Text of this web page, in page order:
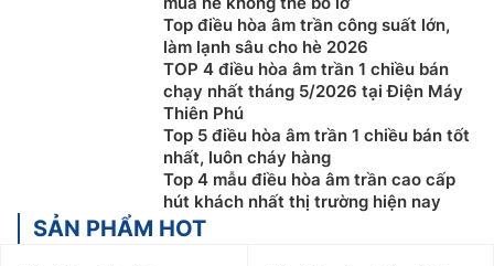
Top điều hòa âm trần công suất lớn,
làm lạnh sâu cho hè 2026
TOP 4 điều hòa âm trần 1 chiều bán
chạy nhất tháng 5/2026 tại Điện Máy
Thiên Phú
Top 5 điều hòa âm trần 1 chiều bán tốt
nhất, luôn cháy hàng
Top 4 mẫu điều hòa âm trần cao cấp
hút khách nhất thị trường hiện nay
SẢN PHẨM HOT